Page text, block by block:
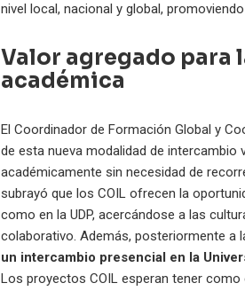
nivel local, nacional y global,
Valor agregado
académica
El Coordinador de Formación Global y
de esta nueva modalidad de
académicamente sin necesidad de
subrayó que los COIL ofrecen la
como en la UDP, acercándose a las
colaborativo. Además, posteriormente a
un intercambio presencial en la
Los proyectos COIL esperan tener